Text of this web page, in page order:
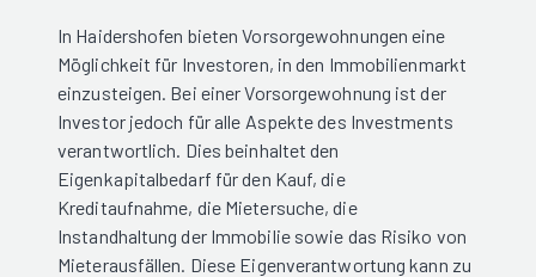
In Haidershofen bieten Vorsorgewohnungen eine
Möglichkeit für Investoren, in den Immobilienmarkt
einzusteigen. Bei einer Vorsorgewohnung ist der
Investor jedoch für alle Aspekte des Investments
verantwortlich. Dies beinhaltet den
Eigenkapitalbedarf für den Kauf, die
Kreditaufnahme, die Mietersuche, die
Instandhaltung der Immobilie sowie das Risiko von
Mieterausfällen. Diese Eigenverantwortung kann zu